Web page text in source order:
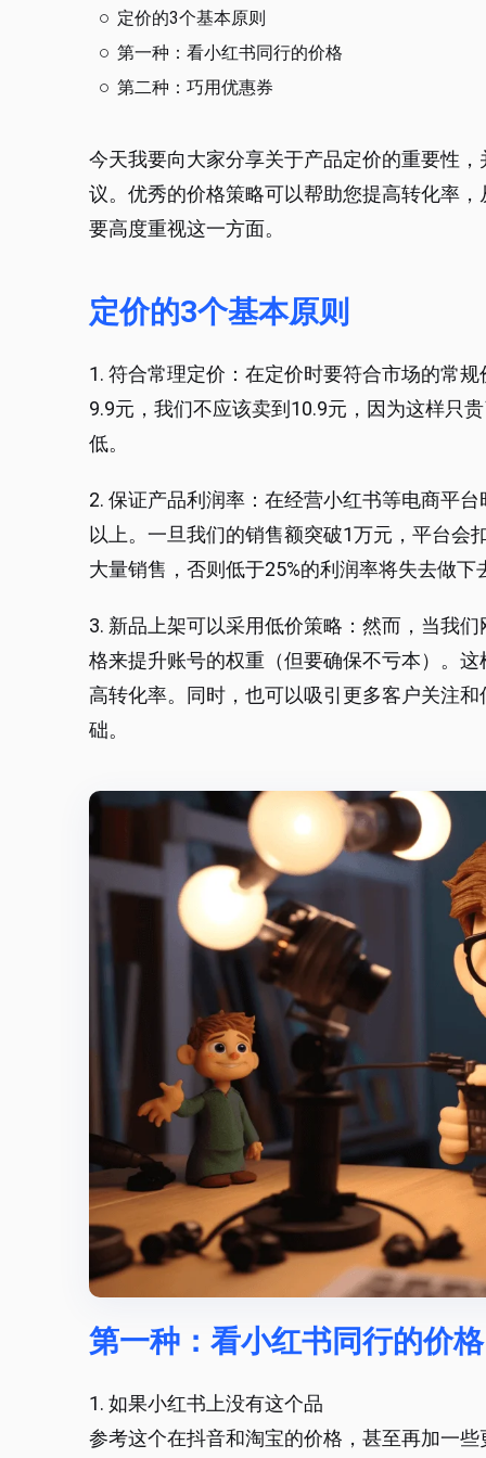
定价的3个基本原则
第一种：看小红书同行的价格
第二种：巧用优惠券
今天我要向大家分享关于产品定价的重要性
议。优秀的价格策略可以帮助您提高转化率
要高度重视这一方面。
定价的3个基本原则
1. 符合常理定价：在定价时要符合市场的常
9.9元，我们不应该卖到10.9元，因为这样只
低。
2. 保证产品利润率：在经营小红书等电商平
以上。一旦我们的销售额突破1万元，平台会
大量销售，否则低于25%的利润率将失去做下
3. 新品上架可以采用低价策略：然而，当我
格来提升账号的权重（但要确保不亏本）。
高转化率。同时，也可以吸引更多客户关注
础。
第一种：看小红书同行的价格
1. 如果小红书上没有这个品
参考这个在抖音和淘宝的价格，甚至再加一